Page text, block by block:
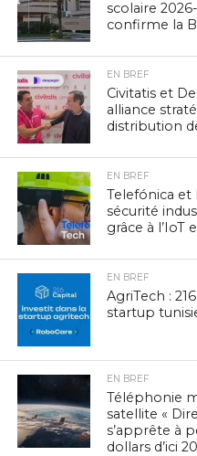
scolaire
confirme la
EN BREF
Civitatis et
alliance
distribution
EN BREF
Telefónica
sécurité
grâce à l’IoT
EN BREF
AgriTech :
startup
EN BREF
Téléphonie
satellite «
s’apprête à
dollars d’ici